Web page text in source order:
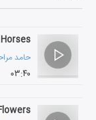
حامد
۰۳:۴۰